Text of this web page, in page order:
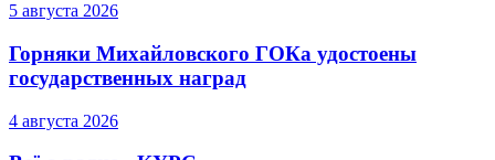
5 августа 2026
Горняки Михайловского ГОКа удостоены
государственных наград
4 августа 2026